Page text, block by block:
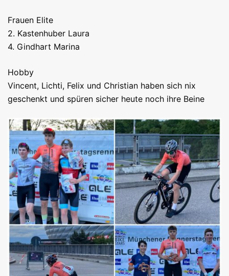
Frauen Elite
2. Kastenhuber Laura
4. Gindhart Marina
Hobby
Vincent, Lichti, Felix und Christian haben sich nix
geschenkt und spüren sicher heute noch ihre Beine